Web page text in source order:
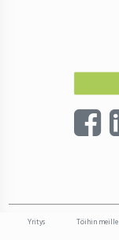
Yritys Töihin meille